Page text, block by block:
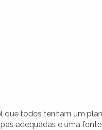
que todos tenham um
adequadas e uma fonte